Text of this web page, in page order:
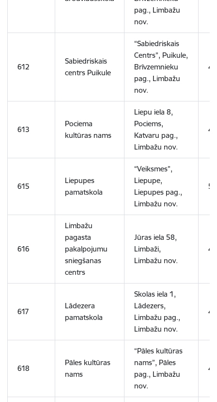
pag., Limbažu
nov.
612
Sabiedriskais
centrs Puikule
“Sabiedriskais
Centrs”, Puikule,
Brīvzemnieku
pag., Limbažu
nov.
4
613
Pociema
kultūras nams
Liepu iela 8,
Pociems,
Katvaru pag.,
Limbažu nov.
4
615
Liepupes
pamatskola
“Veiksmes”,
Liepupe,
Liepupes pag.,
Limbažu nov.
5
616
Limbažu
pagasta
pakalpojumu
sniegšanas
centrs
Jūras iela 58,
Limbaži,
Limbažu nov.
4
617
Lādezera
pamatskola
Skolas iela 1,
Lādezers,
Limbažu pag.,
Limbažu nov.
4
618
Pāles kultūras
nams
“Pāles kultūras
nams”, Pāles
pag., Limbažu
nov.
4